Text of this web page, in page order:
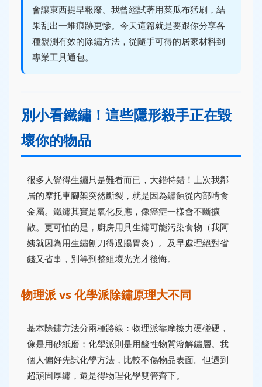
會讓東西提早報廢。我曾經試著用菜瓜布猛刷，結
果刮出一堆痕跡更慘。今天這篇就是要跟你分享各
種親測有效的除鏽方法，從隨手可得的居家材料到
專業工具通包。
別小看鐵鏽！這些隱形殺手正在毀
壞你的物品
很多人覺得生鏽只是難看而已，大錯特錯！上次我鄰
居的摩托車腳架突然斷裂，就是因為鏽蝕從內部啃食
金屬。鐵鏽其實是氧化反應，像癌症一樣會不斷擴
散。更可怕的是，廚房用具生鏽可能污染食物（我阿
姨就因為用生鏽刨刀得過腸胃炎）。及早處理絕對省
錢又省事，別等到整組壞光光才後悔。
物理派 vs 化學派除鏽原理大不同
基本除鏽方法分兩種路線：物理派靠摩擦力硬碰硬，
像是用砂紙磨；化學派則是用酸性物質溶解鏽層。我
個人偏好先試化學方法，比較不傷物品表面。但遇到
超頑固厚鏽，還是得物理化學雙管齊下。